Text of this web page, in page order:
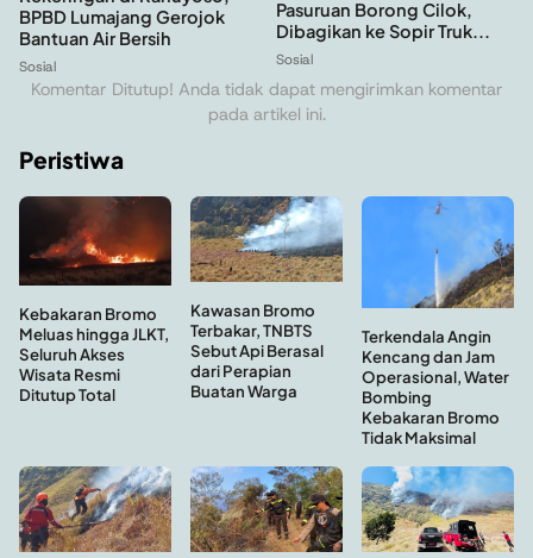
BPBD Lumajang Gerojok
Bantuan Air Bersih
Sosial
Pasuruan Borong Cilok,
Dibagikan ke Sopir Truk...
Sosial
Komentar Ditutup! Anda tidak dapat mengirimkan komentar
pada artikel ini.
Peristiwa
Kebakaran Bromo
Meluas hingga JLKT,
Seluruh Akses
Wisata Resmi
Ditutup Total
Kawasan Bromo
Terbakar, TNBTS
Sebut Api Berasal
dari Perapian
Buatan Warga
Terkendala Angin
Kencang dan Jam
Operasional, Water
Bombing
Kebakaran Bromo
Tidak Maksimal